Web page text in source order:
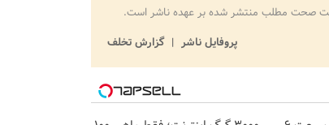
صحت مطلب منتشر شده بر عهده ناشر است.
پروفایل ناشر
گزارش تخلف